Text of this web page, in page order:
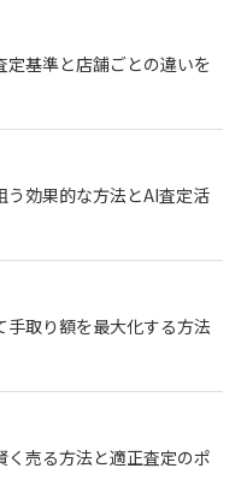
基準と店舗ごとの違いを
う効果的な方法とAI査定活
取り額を最大化する方法
売る方法と適正査定のポ